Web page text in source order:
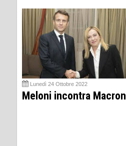
Lunedì 24 Ottobre 2022
Meloni incontra Macron